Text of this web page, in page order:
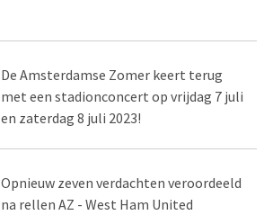
De Amsterdamse Zomer keert terug
met een stadionconcert op vrijdag 7 juli
en zaterdag 8 juli 2023!
Opnieuw zeven verdachten veroordeeld
na rellen AZ - West Ham United